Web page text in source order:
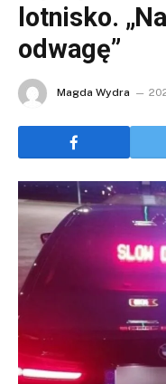
lotnisko.
odwagę”
Magda Wydra